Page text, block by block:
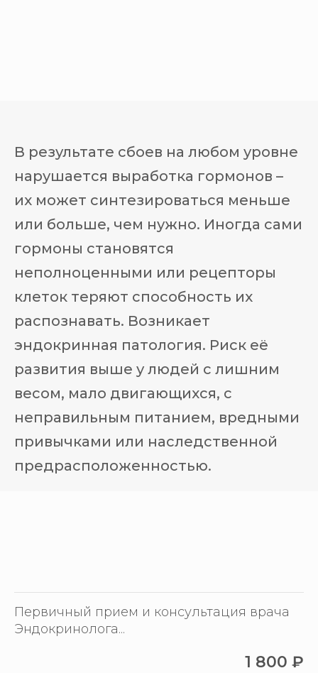
В результате сбоев на любом уровне
нарушается выработка гормонов –
их может синтезироваться меньше
или больше, чем нужно. Иногда сами
гормоны становятся
неполноценными или рецепторы
клеток теряют способность их
распознавать. Возникает
эндокринная патология. Риск её
развития выше у людей с лишним
весом, мало двигающихся, с
неправильным питанием, вредными
привычками или наследственной
предрасположенностью.
Первичный прием и консультация врача
Эндокринолога...
1 800 ₽